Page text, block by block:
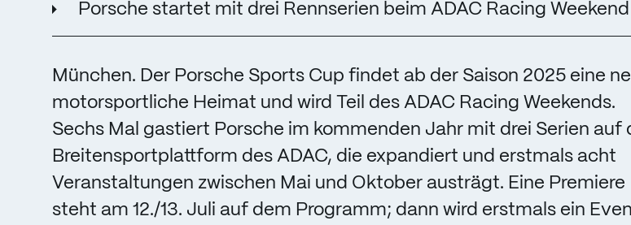
Porsche startet mit drei Rennserien beim ADAC Racing Weekend
München. Der Porsche Sports Cup findet ab der Saison 2025 eine
motorsportliche Heimat und wird Teil des ADAC Racing Weekends.
Sechs Mal gastiert Porsche im kommenden Jahr mit drei Serien auf
Breitensportplattform des ADAC, die expandiert und erstmals acht
Veranstaltungen zwischen Mai und Oktober austrägt. Eine Premiere
steht am 12./13. Juli auf dem Programm; dann wird erstmals ein